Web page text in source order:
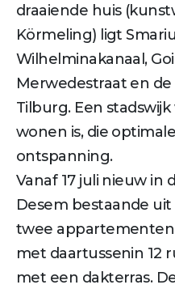
draaiende huis
Körmeling) ligt
Wilhelminakanaal,
Merwedestraat en
Tilburg. Een
wonen is, die
ontspanning.
Vanaf 17 juli nieuw in
Desem bestaande
twee
met daartussenin 12
met een dakterras.